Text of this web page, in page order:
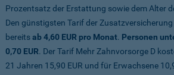
Prozentsatz der Erstattung sowie dem Alter
Den günstigsten Tarif der
bereitsab 4,60 EUR pro Monat. Personen
0,70 EUR. Der Tarif Mehr Zahnvorsorge D
21 Jahren 15,90 EUR und für Erwachsene